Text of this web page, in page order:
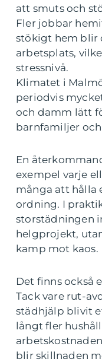
att smuts och
Fler jobbar
stökigt hem blir
arbetsplats,
stressnivå.
Klimatet i
periodvis
och damm lätt
barnfamiljer
En
exempel varje
många att hålla
ordning. I
storstädningen
helgprojekt,
kamp mot kaos.
Det finns också
Tack vare rut-
städhjälp blivit
långt fler
blir skillnaden